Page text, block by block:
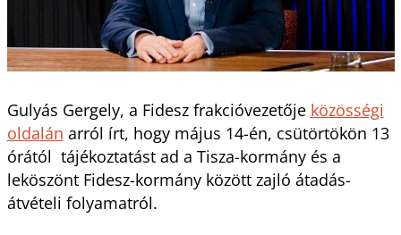
Gulyás Gergely, a Fidesz frakcióvezetője közösségi
oldalán arról írt, hogy május 14-én, csütörtökön 13
órától tájékoztatást ad a Tisza-kormány és a
leköszönt Fidesz-kormány között zajló átadás-
átvételi folyamatról.